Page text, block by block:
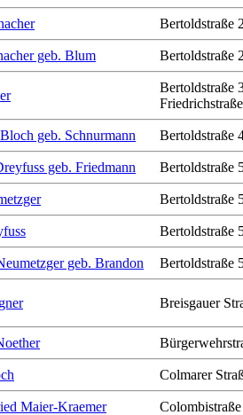
Bertoldstraße
geb. Blum Bertoldstraße
Bertoldstraße
geb. Schnurmann Bertoldstraße
geb. Friedmann Bertoldstraße
Bertoldstraße
Bertoldstraße
geb. Brandon Bertoldstraße
Breisgauer
Colmarer
Maier-Kraemer